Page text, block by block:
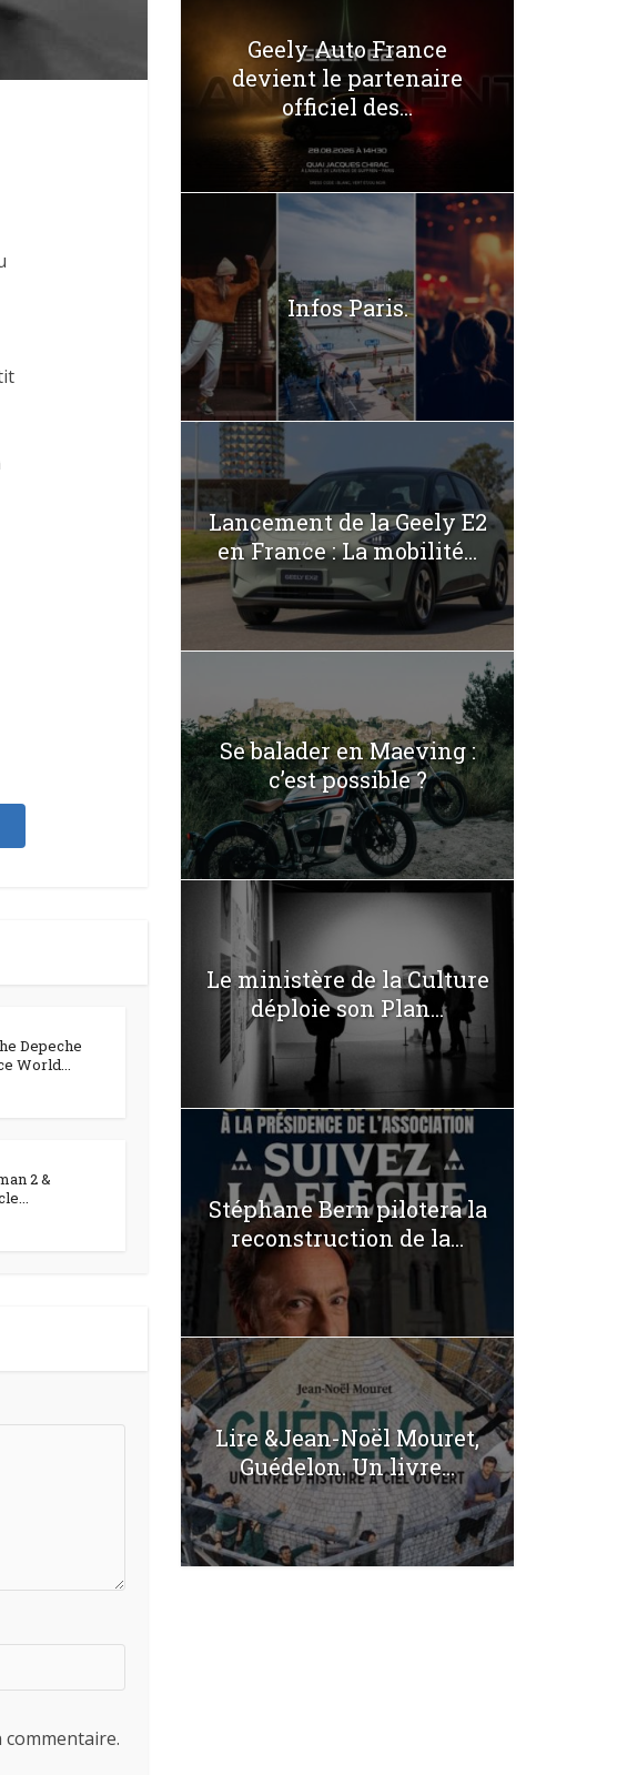
Depeche
World...
2 &
Geely Auto France
devient le partenaire
officiel des...
Infos Paris.
Lancement de la Geely E2
en France : La mobilité...
Se balader en Maeving :
c’est possible ?
Le ministère de la Culture
déploie son Plan...
Stéphane Bern pilotera la
reconstruction de la...
Lire &Jean-Noël Mouret,
Guédelon. Un livre...